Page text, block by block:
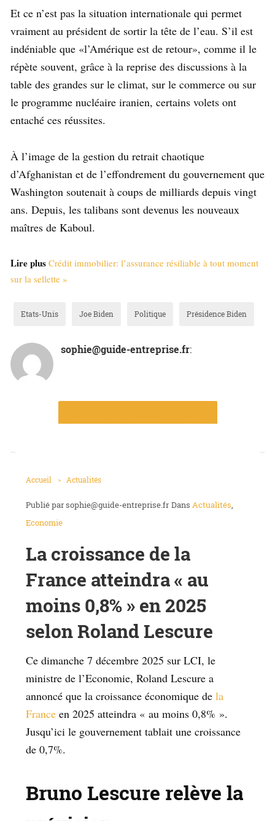
Et ce n’est pas la situation internationale qui permet
vraiment au président de sortir la tête de l’eau. S’il est
indéniable que «l’Amérique est de retour», comme il le
répète souvent, grâce à la reprise des discussions à la
table des grandes sur le climat, sur le commerce ou sur
le programme nucléaire iranien, certains volets ont
entaché ces réussites.
À l’image de la gestion du retrait chaotique
d’Afghanistan et de l’effondrement du gouvernement que
Washington soutenait à coups de milliards depuis vingt
ans. Depuis, les talibans sont devenus les nouveaux
maîtres de Kaboul.
Lire plus Crédit immobilier: l’assurance résiliable à tout moment
sur la sellette »
Etats-Unis Joe Biden Politique Présidence Biden
sophie@guide-entreprise.fr: